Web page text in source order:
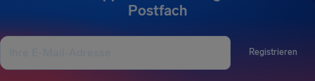
Postfach
Registrieren